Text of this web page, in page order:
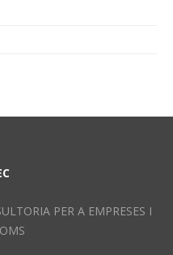
PER A EMPRESES I